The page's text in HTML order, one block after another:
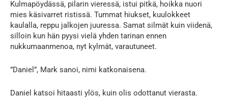
Kulmapöydässä, pilarin vieressä, istui pitkä, hoikka nuori
mies käsivarret ristissä. Tummat hiukset, kuulokkeet
kaulalla, reppu jalkojen juuressa. Samat silmät kuin viidenä,
silloin kun hän pyysi vielä yhden tarinan ennen
nukkumaanmenoa, nyt kylmät, varautuneet.
”Daniel”, Mark sanoi, nimi katkonaisena.
Daniel katsoi hitaasti ylös, kuin olis odottanut vierasta.